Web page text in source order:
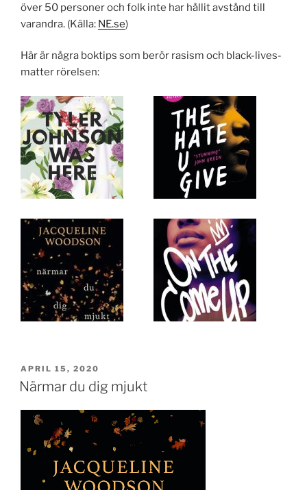
över 50 personer och folk inte har hållit avstånd till
varandra. (Källa: NE.se)
Här är några boktips som berör rasism och black-lives-
matter rörelsen:
PUBLICERAT
APRIL 15, 2020
Närmar du dig mjukt